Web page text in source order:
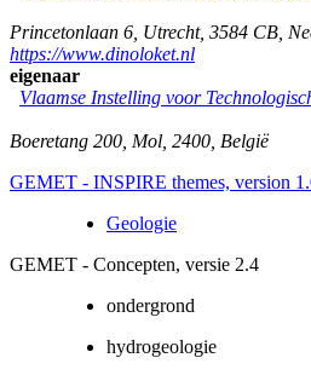
Princetonlaan 6 Utrecht, 3584 CB
https://www.dinoloket.nl
eigenaar
Vlaamse Instelling voor
Boeretang 200 Mol 2400 België
GEMET - INSPIRE themes, version
Geologie
GEMET - Concepten, versie 2.4
ondergrond
hydrogeologie